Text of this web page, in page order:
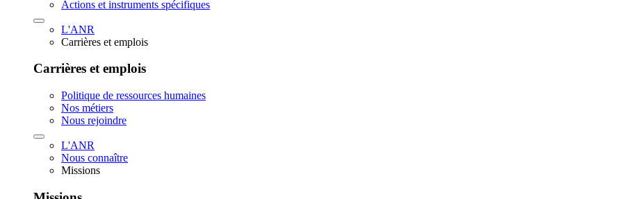
Actions et instruments spécifiques
L'ANR
Carrières et emplois
Carrières et emplois
Politique de ressources humaines
Nos métiers
Nous rejoindre
L'ANR
Nous connaître
Missions